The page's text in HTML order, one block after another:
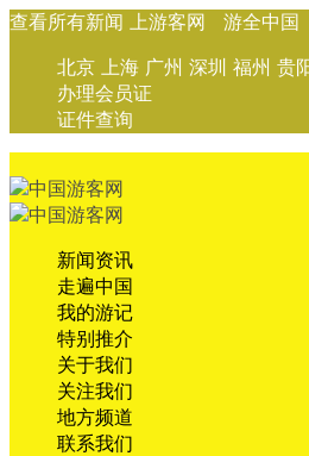
查看所有新闻 上游客网 游全中国
北京 上海 广州 深圳 福州 贵
办理会员证
证件查询
新闻资讯
走遍中国
我的游记
特别推介
关于我们
关注我们
地方频道
联系我们